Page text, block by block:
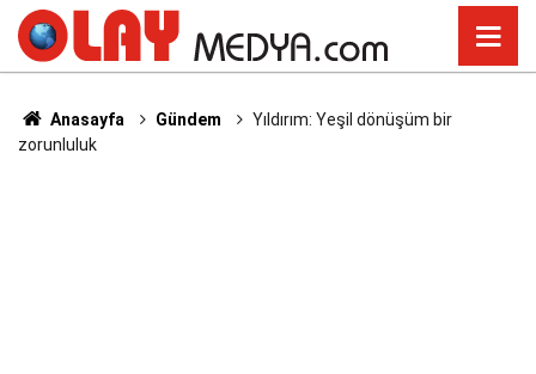
Anasayfa Gündem
Yıldırım: Yeşil dönüşüm bir
zorunluluk